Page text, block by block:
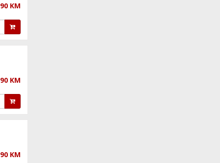
KM
KM
KM